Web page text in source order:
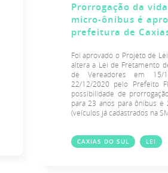
Prorrogação da
micro-ônibus é
prefeitura de
Foi aprovado o Projeto de
altera a Lei de Fretamento
de Vereadores em 15/
22/12/2020 pelo Prefeito
possibilidade de
para 23 anos para ônibus e
(veículos já cadastrados na
CAXIAS DO SUL LEI